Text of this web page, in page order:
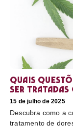
Quais
ser tratadas
15 de julho de 2025
Descubra como a
tratamento de